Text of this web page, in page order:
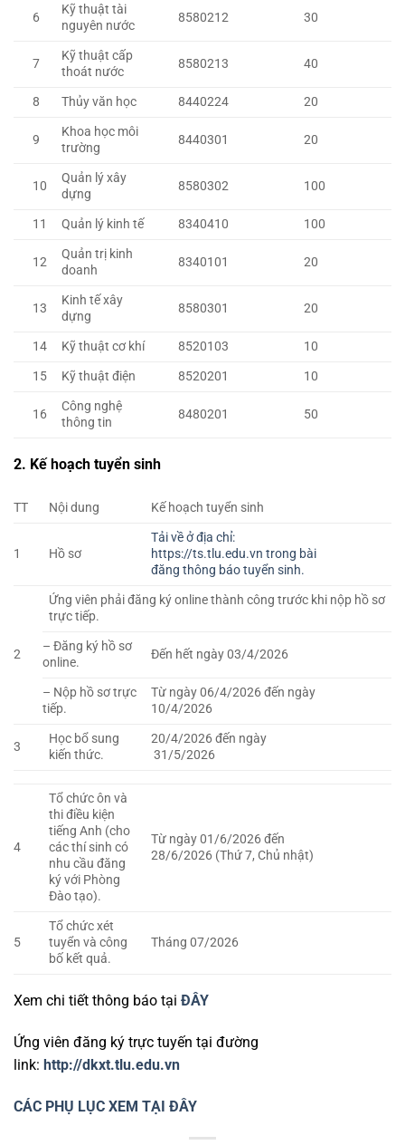
6
Kỹ thuật tài
nguyên nước
8580212 30
7
Kỹ thuật cấp
thoát nước
8580213 40
8 Thủy văn học 8440224 20
9
Khoa học môi
trường
8440301 20
10
Quản lý xây
dựng
8580302 100
11 Quản lý kinh tế 8340410 100
12
Quản trị kinh
doanh
8340101 20
13
Kinh tế xây
dựng
8580301 20
14 Kỹ thuật cơ khí 8520103
10
15
Kỹ thuật điện 8520201 10
16
Công nghệ
thông tin
8480201 50
2. Kế hoạch tuyển sinh
TT Nội dung Kế hoạch tuyển sinh
1 Hồ sơ
Tải về ở địa chỉ:
https://ts.tlu.edu.vn trong bài
đăng thông báo tuyển sinh.
2
Ứng viên phải đăng ký online thành công trước khi nộp hồ sơ
trực tiếp.
– Đăng ký hồ sơ
online.
Đến hết ngày 03/4/2026
– Nộp hồ sơ trực
tiếp.
Từ ngày 06/4/2026 đến ngày
10/4/2026
3
Học bổ sung
kiến thức.
20/4/2026 đến ngày
31/5/2026
4
Tổ chức ôn và
thi điều kiện
tiếng Anh (cho
các thí sinh có
nhu cầu đăng
ký với Phòng
Đào tạo).
Từ ngày 01/6/2026 đến
28/6/2026 (Thứ 7, Chủ nhật)
5
Tổ chức xét
tuyển và công
bố kết quả.
Tháng 07/2026
Xem chi tiết thông báo tại ĐÂY
Ứng viên đăng ký trực tuyến tại đường
link: http://dkxt.tlu.edu.vn
CÁC PHỤ LỤC XEM TẠI ĐÂY